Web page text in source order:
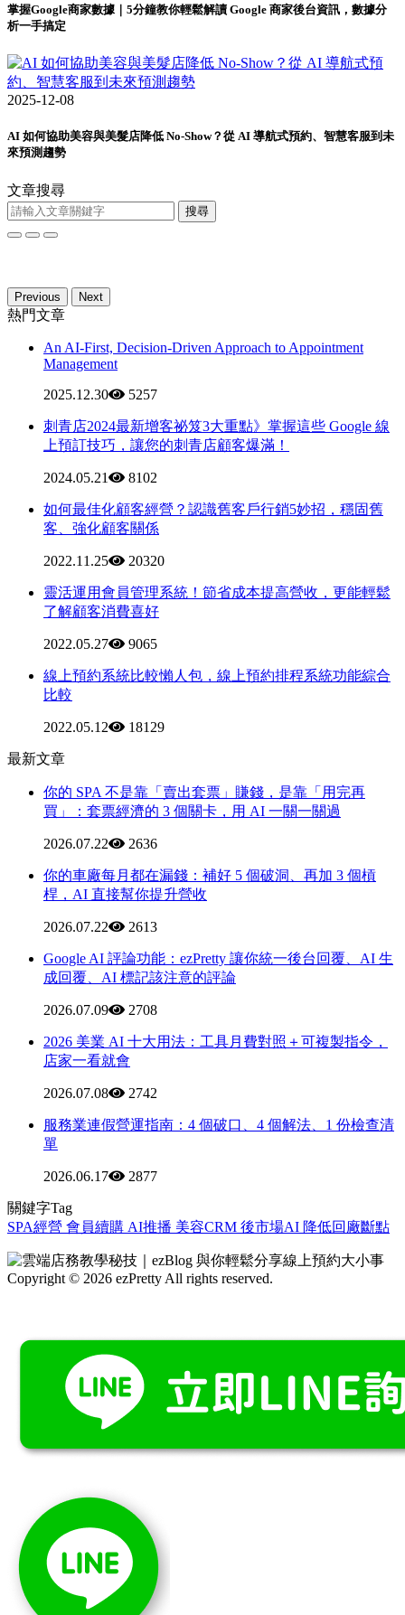
掌握Google商家數據｜5分鐘教你輕鬆解讀 Google 商家後台資訊，數據分
析一手搞定
2025-12-08
AI 如何協助美容與美髮店降低 No-Show？從 AI 導航式預約、智慧客服到未
來預測趨勢
文章搜尋
搜尋
Previous Next
熱門文章
An AI-First, Decision-Driven Approach to Appointment
Management
2025.12.30
5257
刺青店2024最新增客祕笈3大重點》掌握這些 Google 線
上預訂技巧，讓您的刺青店顧客爆滿！
2024.05.21 8102
如何最佳化顧客經營？認識舊客戶行銷5妙招，穩固舊
客、強化顧客關係
2022.11.25 20320
靈活運用會員管理系統！節省成本提高營收，更能輕鬆
了解顧客消費喜好
2022.05.27 9065
線上預約系統比較懶人包，線上預約排程系統功能綜合
比較
2022.05.12 18129
最新文章
你的 SPA 不是靠「賣出套票」賺錢，是靠「用完再
買」：套票經濟的 3 個關卡，用 AI 一關一關過
2026.07.22 2636
你的車廠每月都在漏錢：補好 5 個破洞、再加 3 個槓
桿，AI 直接幫你提升營收
2026.07.22 2613
Google AI 評論功能：ezPretty 讓你統一後台回覆、AI 生
成回覆、AI 標記該注意的評論
2026.07.09 2708
2026 美業 AI 十大用法：工具月費對照＋可複製指令，
店家一看就會
2026.07.08 2742
服務業連假營運指南：4 個破口、4 個解法、1 份檢查清
單
2026.06.17 2877
關鍵字Tag
SPA經營 會員續購 AI推播 美容CRM 後市場AI 降低回廠斷點
Copyright © 2026 ezPretty All rights reserved.